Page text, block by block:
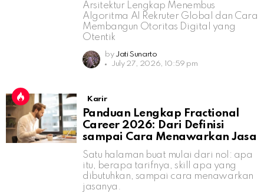
Arsitektur Lengkap Menembus
Algoritma AI Rekruter Global dan Cara
Membangun Otoritas Digital yang
Otentik
by Jati Sunarto
July 27, 2026, 10:59 pm
Karir
Panduan Lengkap Fractional
Career 2026: Dari Definisi
sampai Cara Menawarkan Jasa
Satu halaman buat mulai dari nol: apa
itu, berapa tarifnya, skill apa yang
dibutuhkan, sampai cara menawarkan
jasanya.